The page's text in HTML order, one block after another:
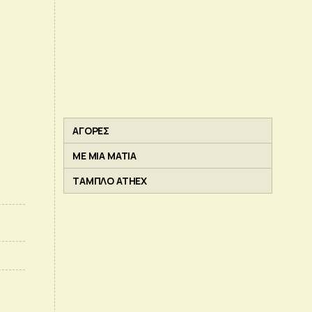
ΑΓΟΡΕΣ
ΜΕ ΜΙΑ ΜΑΤΙΑ
ΤΑΜΠΛΟ ATHEX